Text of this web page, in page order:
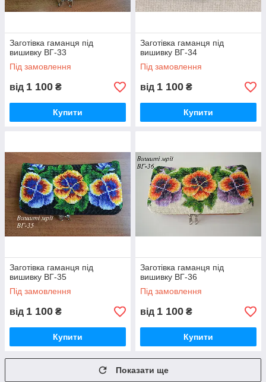
Заготівка гаманця під
вишивку ВГ-33
Під замовлення
від 1 100 ₴
Купити
Заготівка гаманця під
вишивку ВГ-34
Під замовлення
від 1 100 ₴
Купити
Заготівка гаманця під
вишивку ВГ-35
Під замовлення
від 1 100 ₴
Купити
Заготівка гаманця під
вишивку ВГ-36
Під замовлення
від 1 100 ₴
Купити
Показати ще